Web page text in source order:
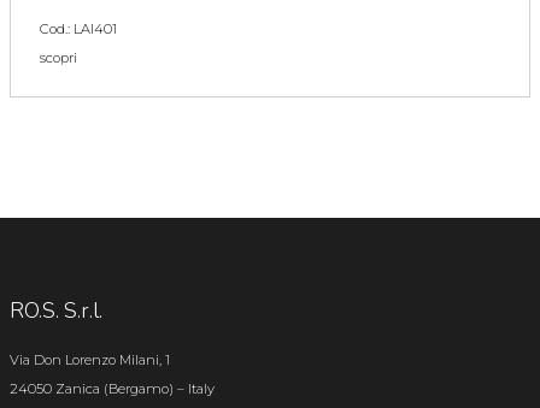
Cod.: LAI401
scopri
RO.S. S.r.l.
Via Don Lorenzo Milani, 1
24050 Zanica (Bergamo) – Italy